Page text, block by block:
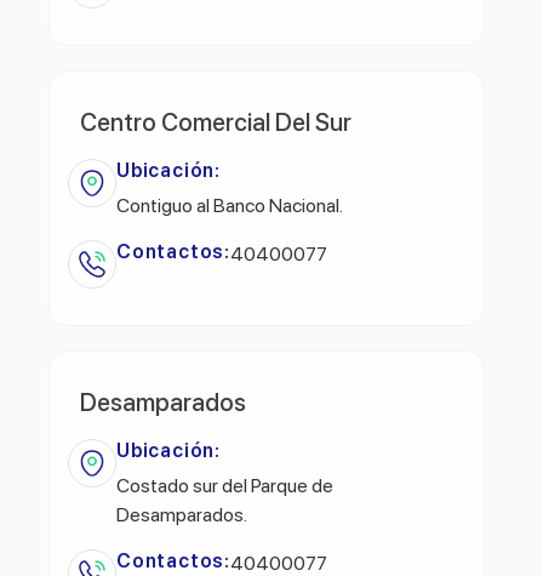
Centro Comercial Del Sur
Ubicación:
Contiguo al Banco Nacional.
Contactos:40400077
Desamparados
Ubicación:
Costado sur del Parque de
Desamparados.
Contactos:40400077